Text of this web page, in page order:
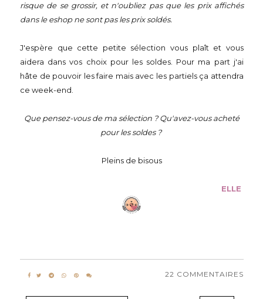
risque de se grossir, et n'oubliez pas que les prix affichés
dans le eshop ne sont pas les prix soldés.
J'espère que cette petite sélection vous plaît et vous
aidera dans vos choix pour les soldes. Pour ma part j'ai
hâte de pouvoir les faire mais avec les partiels ça attendra
ce week-end.
Que pensez-vous de ma sélection ? Qu'avez-vous acheté
pour les soldes ?
Pleins de bisous
ELLE
22 COMMENTAIRES